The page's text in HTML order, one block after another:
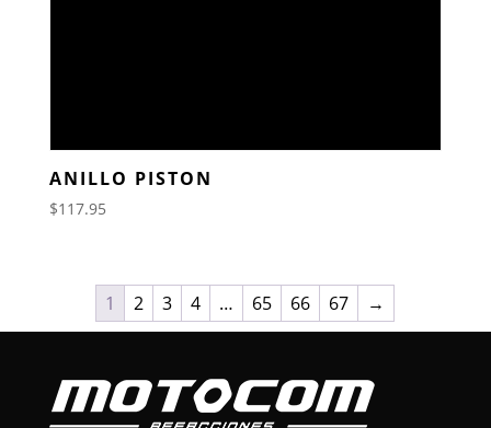
ANILLO PISTON
$117.95
1 2 3 4 … 65 66 67 →